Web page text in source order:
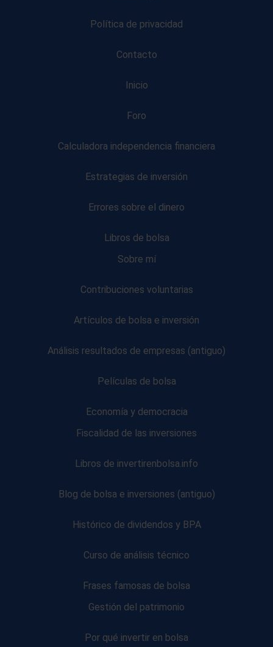
Política de privacidad
Contacto
Inicio
Foro
Calculadora independencia financiera
Estrategias de inversión
Errores sobre el dinero
Libros de bolsa
Sobre mí
Contribuciones voluntarias
Artículos de bolsa e inversión
Análisis resultados de empresas (antiguo)
Películas de bolsa
Economía y democracia
Fiscalidad de las inversiones
Libros de invertirenbolsa.info
Blog de bolsa e inversiones (antiguo)
Histórico de dividendos y BPA
Curso de análisis técnico
Frases famosas de bolsa
Gestión del patrimonio
Por qué invertir en bolsa